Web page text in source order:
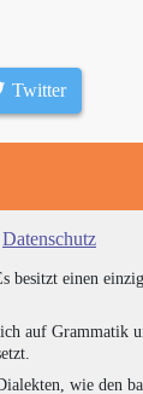
Twitter
Datenschutz
besitzt einen
auf
wie den